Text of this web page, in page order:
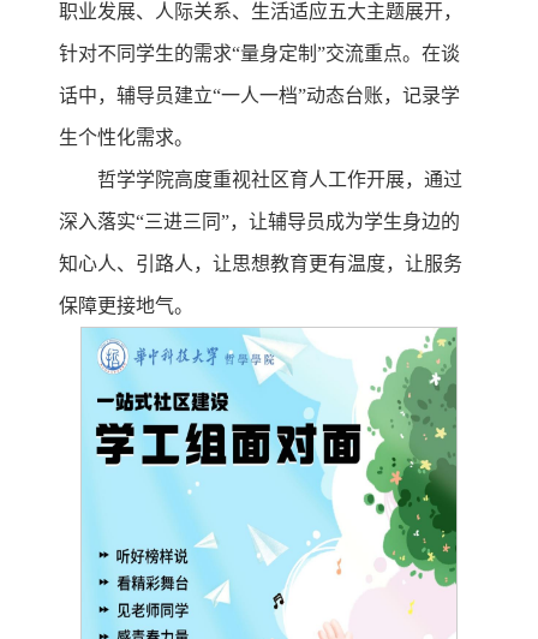
职业发展、人际关系、生活适应五大主题展开，
针对不同学生的需求“量身定制”交流重点。在谈
话中，辅导员建立“一人一档”动态台账，记录学
生个性化需求。
哲学学院高度重视社区育人工作开展，通过
深入落实“三进三同”，让辅导员成为学生身边的
知心人、引路人，让思想教育更有温度，让服务
保障更接地气。